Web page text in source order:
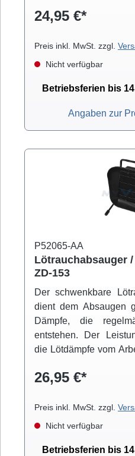
eingespannten groben
24,95 €*
Preis inkl. MwSt. zzgl.
Nicht verfügbar
Betriebsferien bis
Angaben zur
P52065-AA
Lötrauchabsauger
ZD-153
Der schwenkbare
dient dem Absaugen
Dämpfe, die
entstehen. Der
die Lötdämpfe vom
eingespannten groben
26,95 €*
Preis inkl. MwSt. zzgl.
Nicht verfügbar
Betriebsferien bis